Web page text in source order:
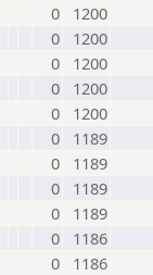
0
1200
0
1200
0
1200
0
1200
0
1200
0
1189
0
1189
0
1189
0
1189
0
1186
0
1186